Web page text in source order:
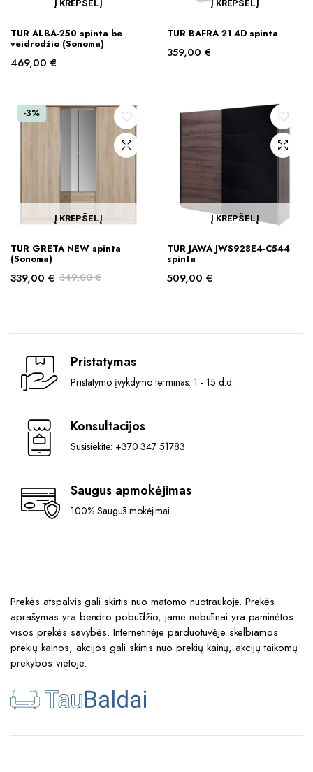
Į KREPŠELĮ
TUR ALBA-250 spinta be
veidrodžio (Sonoma)
469,00 €
Į KREPŠELĮ
TUR BAFRA 21 4D spinta
359,00 €
-3%
Į KREPŠELĮ
TUR GRETA NEW spinta
(Sonoma)
349,00€
349,00 €.
339,00 €
339,00 €.
Į KREPŠELĮ
TUR JAWA JWS928E4-C544
spinta
509,00 €
Pristatymas
Pristatymo įvykdymo terminas: 1 - 15 d.d.
Konsultacijos
Susisiekite: +370 347 51783
Saugus apmokėjimas
100% Saugūs mokėjimai
Prekės atspalvis gali skirtis nuo matomo nuotraukoje. Prekės
aprašymas yra bendro pobūdžio, jame nebūtinai yra paminėtos
visos prekės savybės. Internetinėje parduotuvėje skelbiamos
prekių kainos, akcijos gali skirtis nuo prekių kainų, akcijų taikomų
prekybos vietoje.